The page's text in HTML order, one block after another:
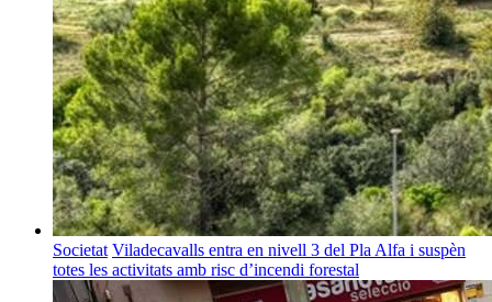
Societat Viladecavalls entra en nivell 3 del Pla Alfa i suspèn
totes les activitats amb risc d’incendi forestal